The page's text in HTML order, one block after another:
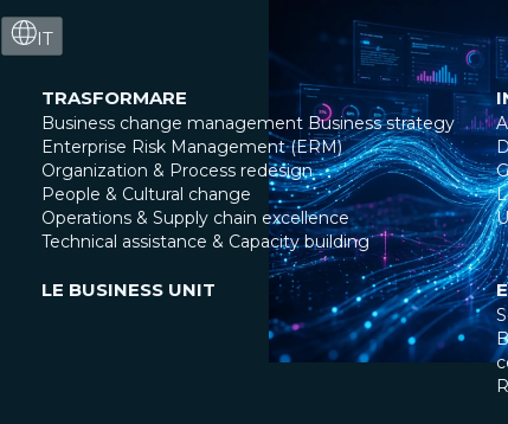
IT
TRASFORMARE
Business change management Business strategy
Enterprise Risk Management (ERM)
Organization & Process redesign
People & Cultural change
Operations & Supply chain excellence
Technical assistance & Capacity building
LE BUSINESS UNIT